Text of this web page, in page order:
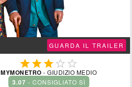
GUARDA IL TRAILER
  
MYMONETRO - GIUDIZIO MEDIO
3.07 - CONSIGLIATO SÌ